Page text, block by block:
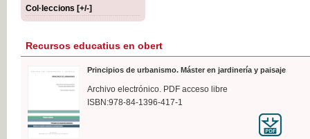
Col·leccions [+/-]
Recursos educatius en obert
Principios de urbanismo. Máster en jardinería y paisaje
Archivo electrónico. PDF acceso libre
ISBN:978-84-1396-417-1